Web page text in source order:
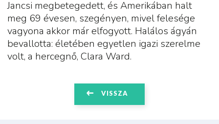
Jancsi megbetegedett, és Amerikában halt
meg 69 évesen, szegényen, mivel felesége
vagyona akkor már elfogyott. Halálos ágyán
bevallotta: életében egyetlen igazi szerelme
volt, a hercegnő, Clara Ward.
VISSZA